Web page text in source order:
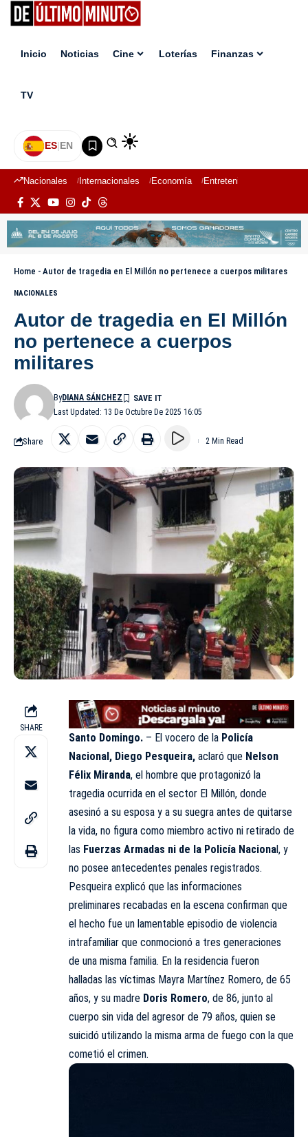
Inicio Noticias Cine Loterías Finanzas
TV
ES|EN
Nacionales Internacionales Economía Entretenimiento
Home - Autor de tragedia en El Millón no pertenece a cuerpos militares
NACIONALES
Autor de tragedia en El Millón
no pertenece a cuerpos
militares
Last Updated: 13 De Octubre De 2025 16:05
ByDIANA SÁNCHEZ
Share 2 Min Read
SHARE
Santo Domingo. – El vocero de la Policía
Nacional, Diego Pesqueira, aclaró que Nelson
Félix Miranda, el hombre que protagonizó la
tragedia ocurrida en el sector El Millón, donde
asesinó a su esposa y a su suegra antes de quitarse
la vida, no figura como miembro activo ni retirado de
las Fuerzas Armadas ni de la Policía Nacional, y
no posee antecedentes penales registrados.
Pesqueira explicó que las informaciones
preliminares recabadas en la escena confirman que
el hecho fue un lamentable episodio de violencia
intrafamiliar que conmocionó a tres generaciones
de una misma familia. En la residencia fueron
halladas las víctimas Mayra Martínez Romero, de 65
años, y su madre Doris Romero, de 86, junto al
cuerpo sin vida del agresor de 79 años, quien se
suicidó utilizando la misma arma de fuego con la que
cometió el crimen.